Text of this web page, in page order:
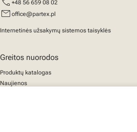
+48 56 659 08 02
mail office@partex.pl
Internetinės užsakymų sistemos taisyklės
Greitos nuorodos
Produktų katalogas
Naujienos